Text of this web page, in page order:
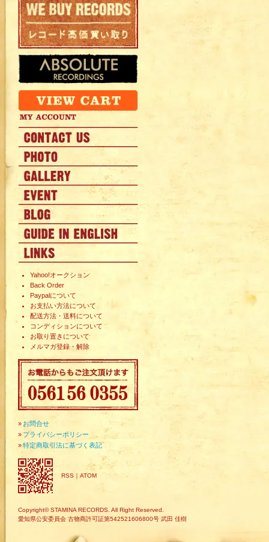
Yahoo!オークション
Back Order
Paypalについて
お支払い方法について
配送方法・送料について
コンディションについて
お取り置きについて
メルマガ登録・解除
» お問合せ
» プライバシーポリシー
»特定商取引法に基づく表記
RSS ｜ ATOM
Copyright© STAMINA RECORDS. All Right Reserved.
愛知県公安委員会 古物商許可証第542521606800号 武田 佳樹